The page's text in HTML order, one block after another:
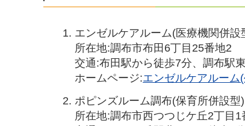
エンゼルケアルーム(医療機関併
所在地:調布市布田6丁目25番地2
交通:布田駅から徒歩7分、調布駅
ホームページ:エンゼルケアルーム
ポピンズルーム調布(保育所併設型)
所在地:調布市西つつじケ丘2丁目1